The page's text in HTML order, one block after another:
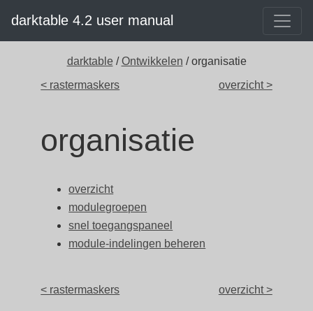
darktable 4.2 user manual
darktable /Ontwikkelen / organisatie
< rastermaskers
overzicht >
organisatie
overzicht
modulegroepen
snel toegangspaneel
module-indelingen beheren
< rastermaskers overzicht >